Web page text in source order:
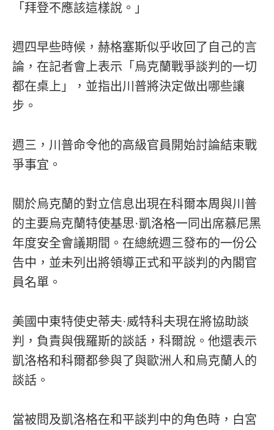
「拜登不應該這樣說。」
週四早些時候，赫格塞斯似乎收回了自己的言
論，在記者會上表示「烏克蘭戰爭談判的一切
都在桌上」，並指出川普將決定做出哪些讓
步。
週三，川普命令他的高級官員開始討論結束戰
爭事宜。
關於烏克蘭的對立信息出現在科爾本周與川普
的主要烏克蘭特使基思·凱洛格一同出席慕尼黑
年度安全會議期間。在總統週三發布的一份公
告中，並未列出將領導正式和平談判的內閣官
員名單。
美國中東特使史蒂夫·威特科夫現在將協助談
判，負責與俄羅斯的談話，科爾說。他還表示
凱洛格和科爾都參與了與歐洲人和烏克蘭人的
談話。
當被問及凱洛格在和平談判中的角色時，白宮